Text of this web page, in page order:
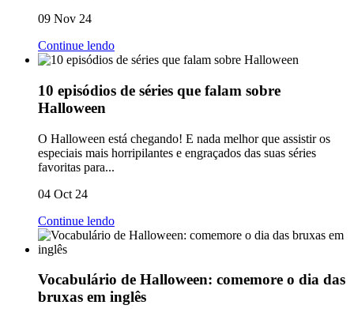
09 Nov 24
Continue lendo
10 episódios de séries que falam sobre
Halloween
O Halloween está chegando! E nada melhor que assistir os
especiais mais horripilantes e engraçados das suas séries
favoritas para...
04 Oct 24
Continue lendo
Vocabulário de Halloween: comemore o dia das
bruxas em inglês